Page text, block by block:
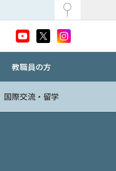
教職員の方
国際交流・留学